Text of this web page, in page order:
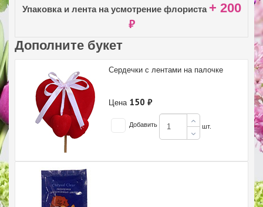
Упаковка и лента на усмотрение флориста + 200
₽
Дополните букет
Сердечки с лентами на палочке
Цена 150 ₽
Добавить шт.